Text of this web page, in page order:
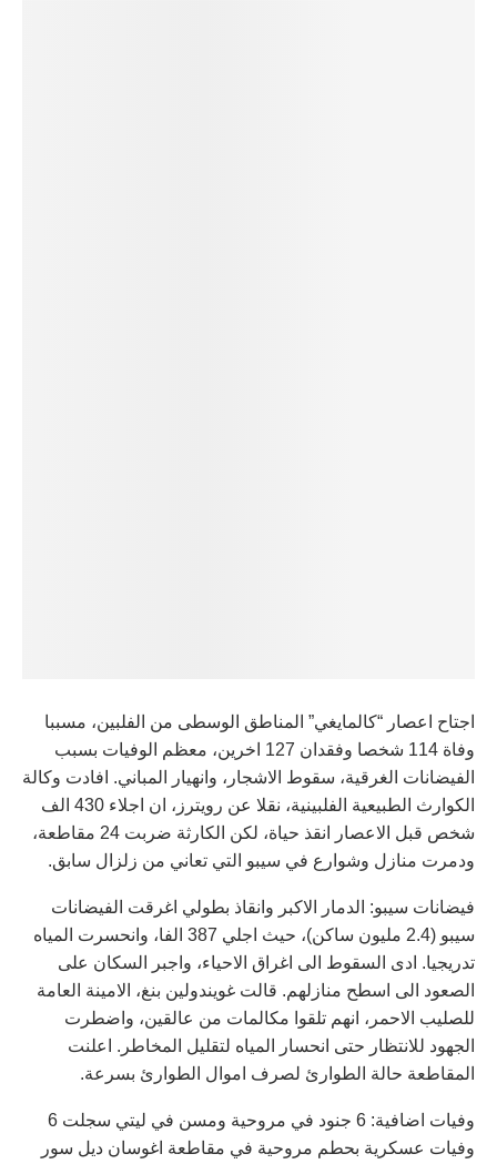
اجتاح اعصار “كالمايغي” المناطق الوسطى من الفلبين، مسببا
وفاة 114 شخصا وفقدان 127 اخرين، معظم الوفيات بسبب
الفيضانات الغرقية، سقوط الاشجار، وانهيار المباني. افادت وكالة
الكوارث الطبيعية الفلبينية، نقلا عن رويترز، ان اجلاء 430 الف
شخص قبل الاعصار انقذ حياة، لكن الكارثة ضربت 24 مقاطعة،
ودمرت منازل وشوارع في سيبو التي تعاني من زلزال سابق.
فيضانات سيبو: الدمار الاكبر وانقاذ بطولي اغرقت الفيضانات
سيبو (2.4 مليون ساكن)، حيث اجلي 387 الفا، وانحسرت المياه
تدريجيا. ادى السقوط الى اغراق الاحياء، واجبر السكان على
الصعود الى اسطح منازلهم. قالت غويندولين بنغ، الامينة العامة
للصليب الاحمر، انهم تلقوا مكالمات من عالقين، واضطرت
الجهود للانتظار حتى انحسار المياه لتقليل المخاطر. اعلنت
المقاطعة حالة الطوارئ لصرف اموال الطوارئ بسرعة.
وفيات اضافية: 6 جنود في مروحية ومسن في ليتي سجلت 6
وفيات عسكرية بحطم مروحية في مقاطعة اغوسان ديل سور